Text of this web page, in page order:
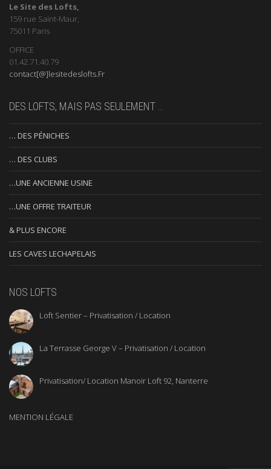
Le Site des Lofts,
159 rue Saint-Maur,
75011 Paris
OFFICE
01.42.71.40.79
contact[@]lesitedeslofts.Fr
DES LOFTS, MAIS PAS SEULEMENT …
… DES PÉNICHES
… DES CLUBS
…UNE ANCIENNE USINE
…UNE OFFRE TRAITEUR
& PLUS ENCORE
LES CAVES LECHAPELAIS
NOS LOFTS
Loft Sentier – Privatisation / Location
La Terrasse George V – Privatisation / Location
Privatisation/ Location Manoir Loft 92, Nanterre
MENTION LÉGALE